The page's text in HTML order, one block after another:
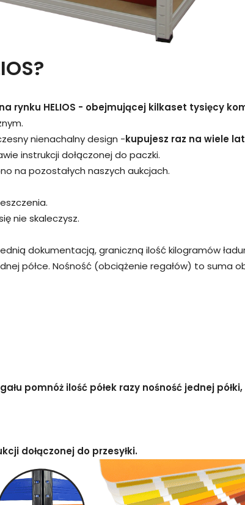
rynku HELIOS - obejmującej kilkaset tysięcy
nienachalny design -kupujesz raz na wiele
instrukcji dołączonej do paczki.
na pozostałych naszych aukcjach.
nie skaleczysz.
dokumentacją, graniczną ilość kilogramów
półce. Nośność (obciążenie regałów) to suma
pomnóż ilość półek razy nośność jednej
dołączonej do przesyłki.